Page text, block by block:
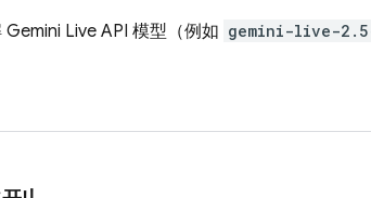
Gemini Live API 模型（例如 gemini-live-